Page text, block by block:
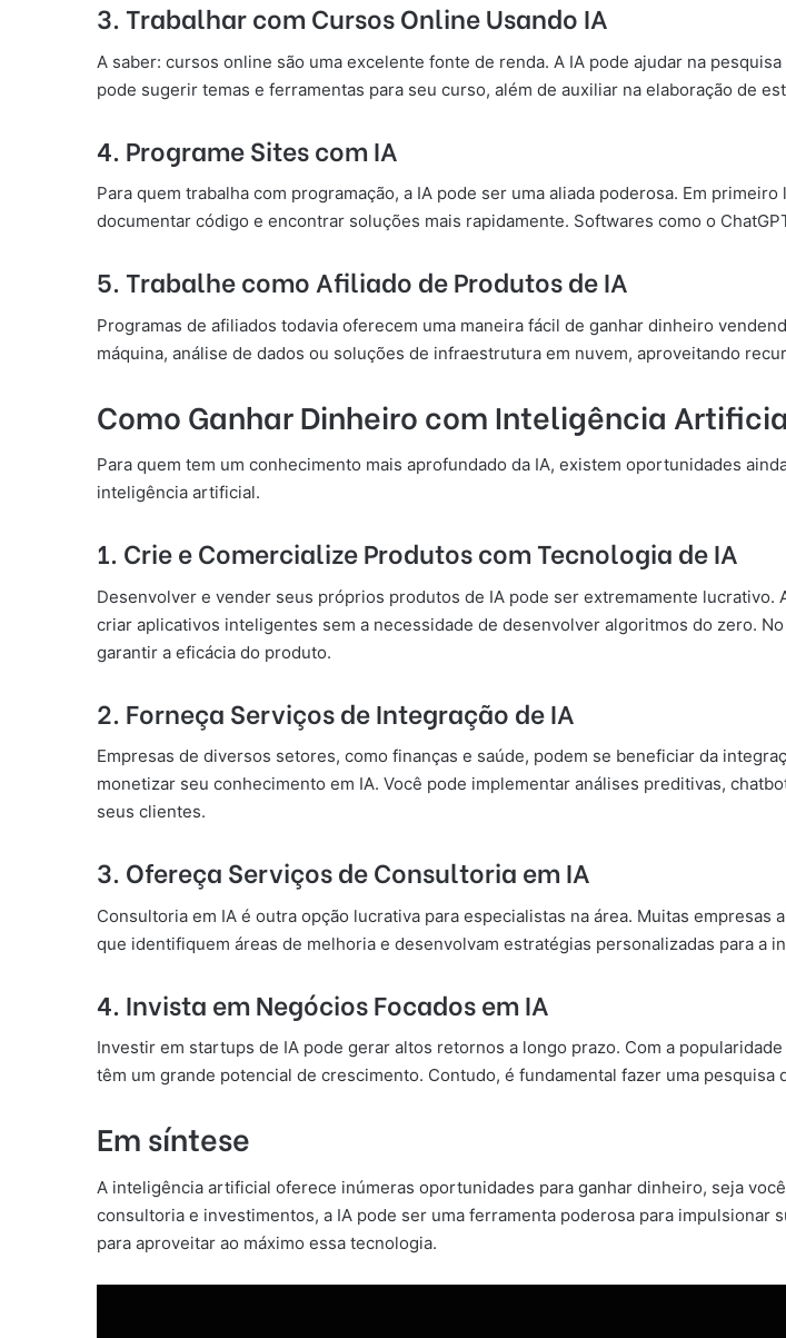
3. Trabalhar com Cursos Online Usando IA
A saber: cursos online são uma excelente fonte de renda. A IA pode ajudar na
pode sugerir temas e ferramentas para seu curso, além de auxiliar na elaboração de
4. Programe Sites com IA
Para quem trabalha com programação, a IA pode ser uma aliada poderosa. Em
documentar código e encontrar soluções mais rapidamente. Softwares como o
5. Trabalhe como Afiliado de Produtos de IA
Programas de afiliados todavia oferecem uma maneira fácil de ganhar dinheiro
máquina, análise de dados ou soluções de infraestrutura em nuvem, aproveitando
Como Ganhar Dinheiro com Inteligência
Para quem tem um conhecimento mais aprofundado da IA, existem oportunidades
inteligência artificial.
1. Crie e Comercialize Produtos com Tecnologia de IA
Desenvolver e vender seus próprios produtos de IA pode ser extremamente lucrativo.
criar aplicativos inteligentes sem a necessidade de desenvolver algoritmos do zero.
garantir a eficácia do produto.
2. Forneça Serviços de Integração de IA
Empresas de diversos setores, como finanças e saúde, podem se beneficiar da
monetizar seu conhecimento em IA. Você pode implementar análises preditivas,
seus clientes.
3. Ofereça Serviços de Consultoria em IA
Consultoria em IA é outra opção lucrativa para especialistas na área. Muitas
que identifiquem áreas de melhoria e desenvolvam estratégias personalizadas para a
4. Invista em Negócios Focados em IA
Investir em startups de IA pode gerar altos retornos a longo prazo. Com a
têm um grande potencial de crescimento. Contudo, é fundamental fazer uma
Em síntese
A inteligência artificial oferece inúmeras oportunidades para ganhar dinheiro, seja
consultoria e investimentos, a IA pode ser uma ferramenta poderosa para impulsionar
para aproveitar ao máximo essa tecnologia.